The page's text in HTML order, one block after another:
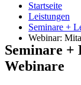
Startseite
Leistungen
Seminare +
Webinar:
Seminare +
Webinare